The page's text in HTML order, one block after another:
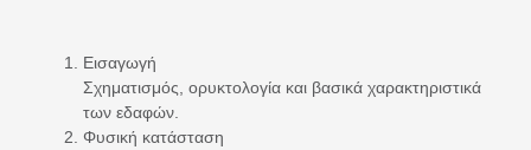
Εισαγωγή
Σχηματισμός, ορυκτολογία και βασικά χαρακτηριστικά
των εδαφών.
Φυσική κατάσταση